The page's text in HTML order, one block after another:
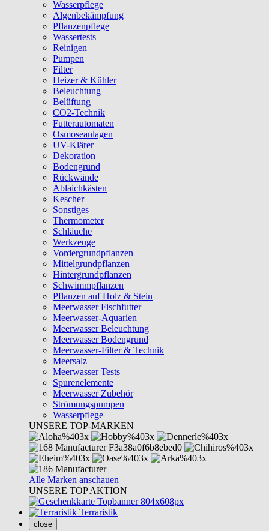
Wasserpflege
Algenbekämpfung
Pflanzenpflege
Wassertests
Reinigen
Pumpen
Filter
Heizer & Kühler
Beleuchtung
Belüftung
CO2-Technik
Futterautomaten
Osmoseanlagen
UV-Klärer
Dekoration
Bodengrund
Rückwände
Ablaichkästen
Kescher
Sonstiges
Thermometer
Schläuche
Werkzeuge
Vordergrundpflanzen
Mittelgrundpflanzen
Hintergrundpflanzen
Schwimmpflanzen
Pflanzen auf Holz & Stein
Meerwasser Fischfutter
Meerwasser-Aquarien
Meerwasser Beleuchtung
Meerwasser Bodengrund
Meerwasser-Filter & Technik
Meersalz
Meerwasser Tests
Spurenelemente
Meerwasser Zubehör
Strömungspumpen
Wasserpflege
UNSERE TOP-MARKEN
Alle Marken anschauen
UNSERE TOP AKTION
Terraristik
close